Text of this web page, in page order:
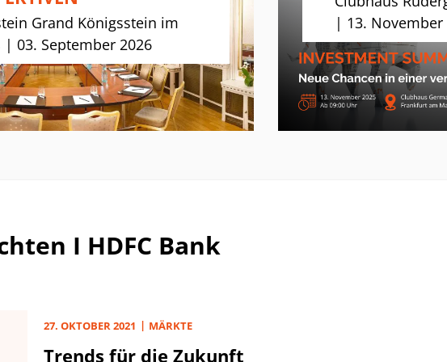
Grand Königsstein im
| 03. September 2026
| 13. November
I HDFC Bank
27. OKTOBER 2021 MÄRKTE
Trends für die Zukunft